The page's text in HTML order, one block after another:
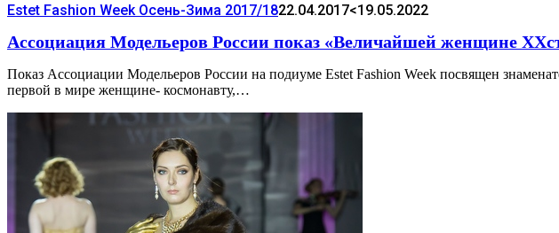
Estet Fashion Week Осень-Зима 2017/1822.04.2017<19.05.2022
Ассоциация Модельеров России показ «Величайшей женщине
Показ Ассоциации Модельеров России на подиуме Estet Fashion Week посвящен
первой в мире женщине- космонавту,…